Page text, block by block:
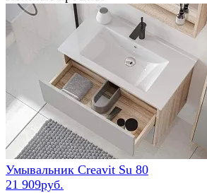
Умывальник Creavit Su 80
21 909руб.